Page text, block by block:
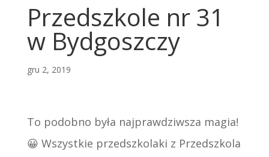
Przedszkole nr 31
w Bydgoszczy
gru 2, 2019
To podobno była najprawdziwsza magia!
😀 Wszystkie przedszkolaki z Przedszkola